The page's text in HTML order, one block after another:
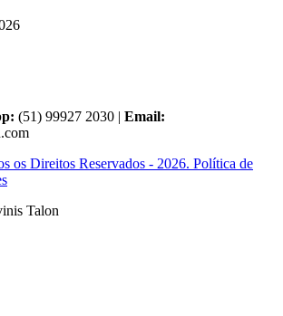
(51) 99927 2030 | Email:
os Direitos Reservados - 2026. Política de
Talon